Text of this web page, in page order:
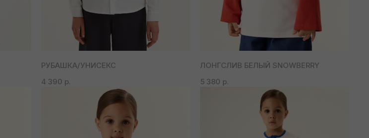
РУБАШКА/УНИСЕКС
4 390 р.
ЛОНГСЛИВ БЕЛЫЙ SNOWBERRY
5 380 р.